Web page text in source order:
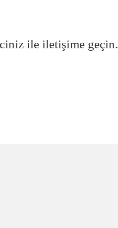
ile iletişime geçin.